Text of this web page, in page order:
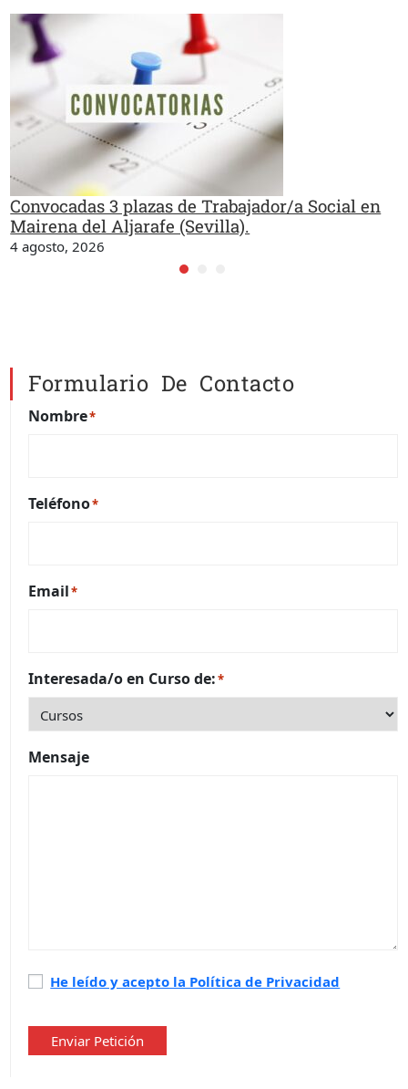
Convocadas 3 plazas de Trabajador/a Social en
Mairena del Aljarafe (Sevilla).
4 agosto, 2026
Formulario De Contacto
Nombre*
Teléfono*
Email*
Interesada/o en Curso de:*
Mensaje
Política
privacidad*
He leído y acepto la Política de Privacidad
Enviar Petición